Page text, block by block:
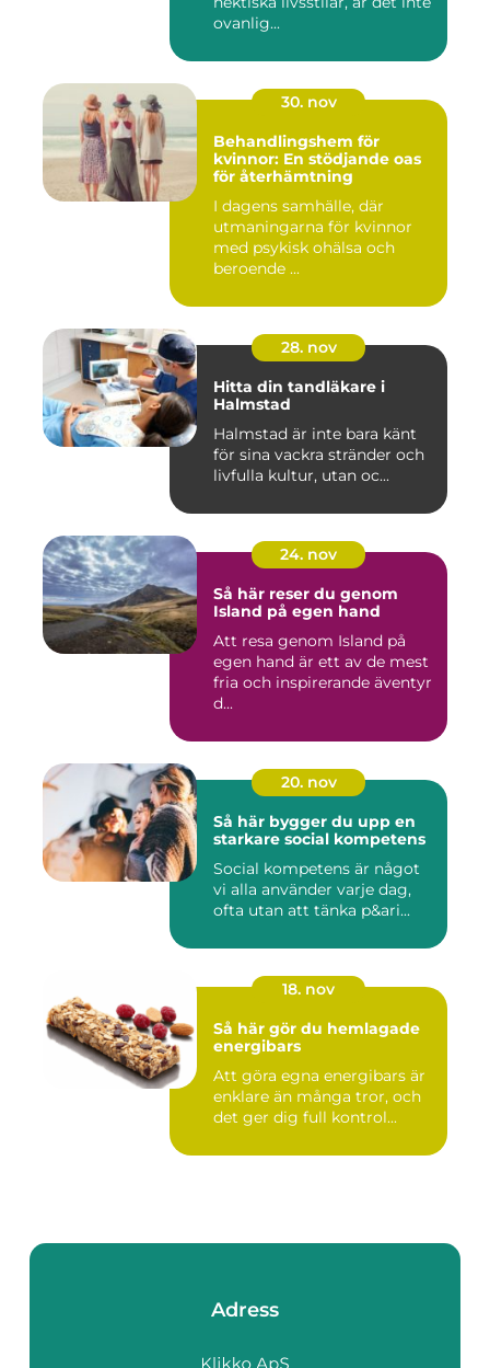
ovanlig...
30. nov
Behandlingshem för
kvinnor: En stödjande oas
för återhämtning
I dagens samhälle, där
utmaningarna för kvinnor
med psykisk ohälsa och
beroende ...
28. nov
Hitta din tandläkare i
Halmstad
Halmstad är inte bara känt
för sina vackra stränder och
livfulla kultur, utan oc...
24. nov
Så här reser du genom
Island på egen hand
Att resa genom Island på
egen hand är ett av de mest
fria och inspirerande äventyr
d...
20. nov
Så här bygger du upp en
starkare social kompetens
Social kompetens är något
vi alla använder varje dag,
ofta utan att tänka p&ari...
18. nov
Så här gör du hemlagade
energibars
Att göra egna energibars är
enklare än många tror, och
det ger dig full kontrol...
Adress